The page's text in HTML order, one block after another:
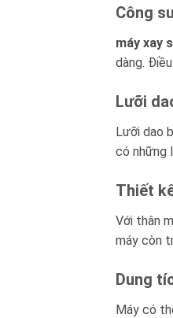
Công
máy xay
dàng.
Lưỡi
Lưỡi dao
có những
Thiết
Với thân
máy còn
Dung
Máy có